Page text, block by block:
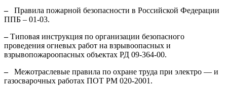
– Правила пожарной безопасности в Российской Федерации
ППБ – 01-03.
–Типовая инструкция по организации безопасного
проведения огневых работ на взрывоопасных и
взрывопожароопасных объектах РД 09-364-00.
– Межотраслевые правила по охране труда при электро — и
газосварочных работах ПОТ РМ 020-2001.